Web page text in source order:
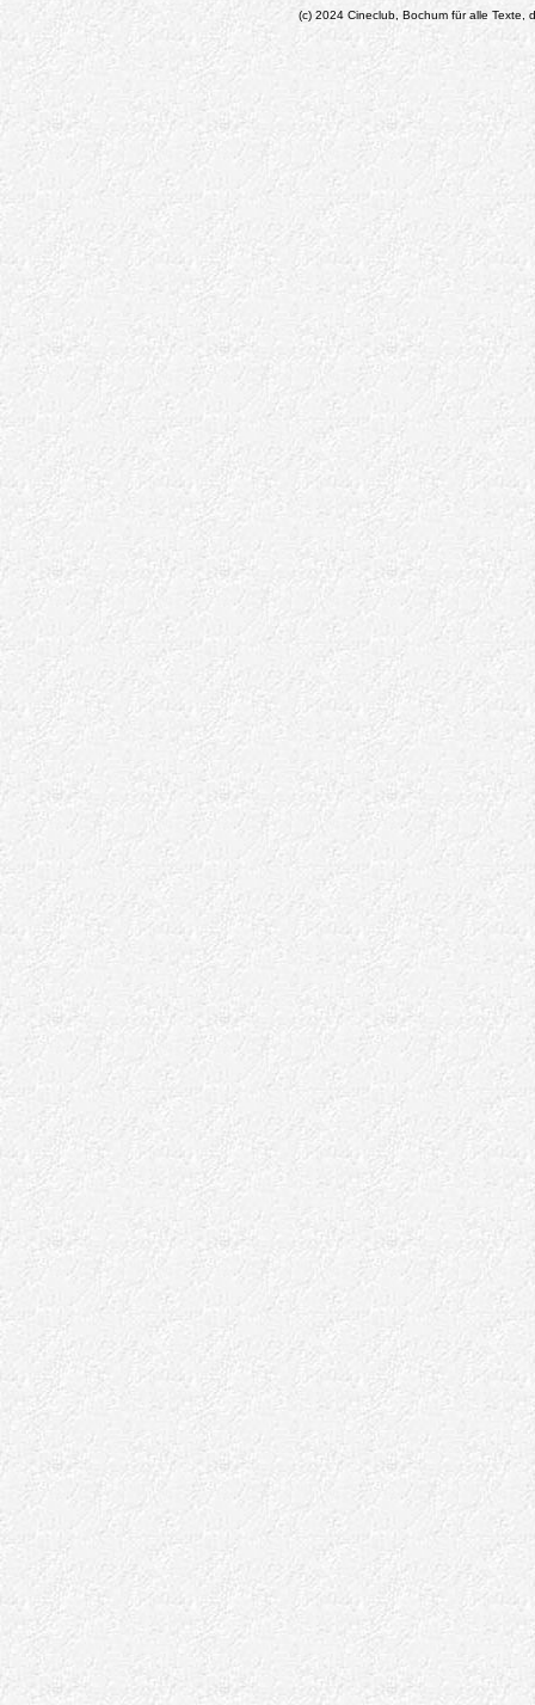
(c) 2024 Cineclub, Bochum für alle Texte,